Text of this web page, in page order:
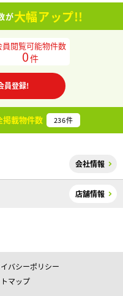
が大幅アップ!!
員閲覧可能物件数
0件
員登録!
掲載物件数 236件
会社情報
店舗情報
バシーポリシー
マップ